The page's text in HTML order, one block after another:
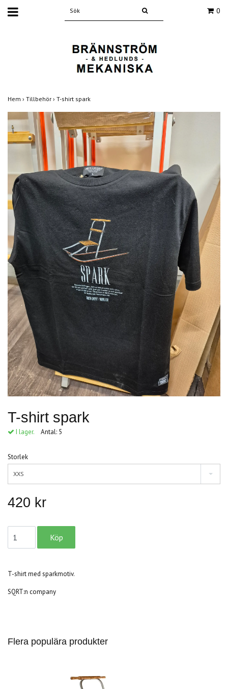
0
Hem › Tillbehör › T-shirt spark
T-shirt spark
I lager. Antal: 5
Storlek
XXS
420 kr
T-shirt med sparkmotiv.
SQRT:n company
Flera populära produkter